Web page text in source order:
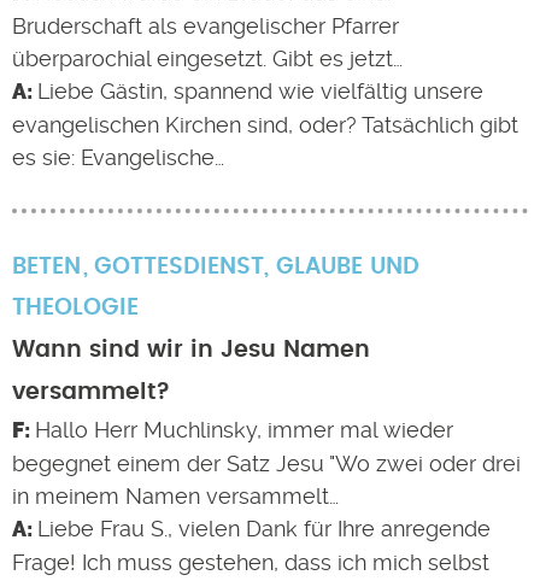
Bruderschaft als evangelischer Pfarrer
überparochial eingesetzt. Gibt es jetzt…
Liebe Gästin, spannend wie vielfältig unsere
evangelischen Kirchen sind, oder? Tatsächlich gibt
es sie: Evangelische…
BETEN GOTTESDIENST, GLAUBE UND
THEOLOGIE
Wann sind wir in Jesu Namen
versammelt?
Hallo Herr Muchlinsky, immer mal wieder
begegnet einem der Satz Jesu "Wo zwei oder drei
in meinem Namen versammelt…
Liebe Frau S., vielen Dank für Ihre anregende
Frage! Ich muss gestehen, dass ich mich selbst